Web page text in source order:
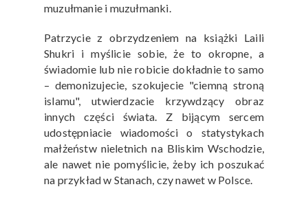
muzułmanie i muzułmanki.
Patrzycie z obrzydzeniem na książki Laili
Shukri i myślicie sobie, że to okropne, a
świadomie lub nie robicie dokładnie to samo
– demonizujecie, szokujecie "ciemną stroną
islamu", utwierdzacie krzywdzący obraz
innych części świata. Z bijącym sercem
udostępniacie wiadomości o statystykach
małżeństw nieletnich na Bliskim Wschodzie,
ale nawet nie pomyślicie, żeby ich poszukać
na przykład w Stanach, czy nawet w Polsce.